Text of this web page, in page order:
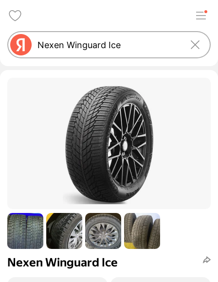
Nexen Winguard Ice